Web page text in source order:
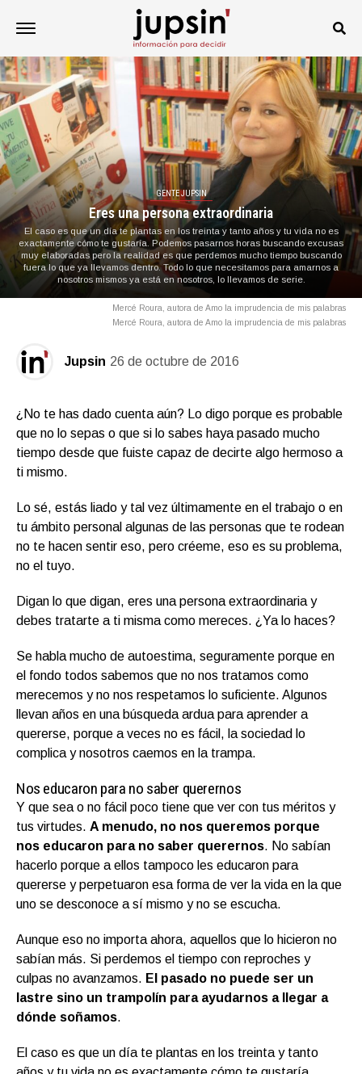
GENTE JUPSIN
Eres una persona extraordinaria
El caso es que un día te plantas en los treinta y tanto años y tu vida no es
exactamente cómo te gustaría. Podemos pasarnos horas buscando excusas
muy elaboradas pero la realidad es que perdemos mucho tiempo buscando
fuera lo que ya llevamos dentro. Todo lo que necesitamos para amarnos a
nosotros mismos ya está en nosotros, lo llevamos de serie.
Mercé Roura, autora de Amo la imprudencia de mis palabras
Mercé Roura, autora de Amo la imprudencia de mis palabras
Jupsin 26 de octubre de 2016
¿No te has dado cuenta aún? Lo digo porque es probable
que no lo sepas o que si lo sabes haya pasado mucho
tiempo desde que fuiste capaz de decirte algo hermoso a
ti mismo.
Lo sé, estás liado y tal vez últimamente en el trabajo o en
tu ámbito personal algunas de las personas que te rodean
no te hacen sentir eso, pero créeme, eso es su problema,
no el tuyo.
Digan lo que digan, eres una persona extraordinaria y
debes tratarte a ti misma como mereces. ¿Ya lo haces?
Se habla mucho de autoestima, seguramente porque en
el fondo todos sabemos que no nos tratamos como
merecemos y no nos respetamos lo suficiente. Algunos
llevan años en una búsqueda ardua para aprender a
quererse, porque a veces no es fácil, la sociedad lo
complica y nosotros caemos en la trampa.
Nos educaron para no saber querernos
Y que sea o no fácil poco tiene que ver con tus méritos y
tus virtudes. A menudo, no nos queremos porque
nos educaron para no saber querernos. No sabían
hacerlo porque a ellos tampoco les educaron para
quererse y perpetuaron esa forma de ver la vida en la que
uno se desconoce a sí mismo y no se escucha.
Aunque eso no importa ahora, aquellos que lo hicieron no
sabían más. Si perdemos el tiempo con reproches y
culpas no avanzamos. El pasado no puede ser un
lastre sino un trampolín para ayudarnos a llegar a
dónde soñamos.
El caso es que un día te plantas en los treinta y tanto